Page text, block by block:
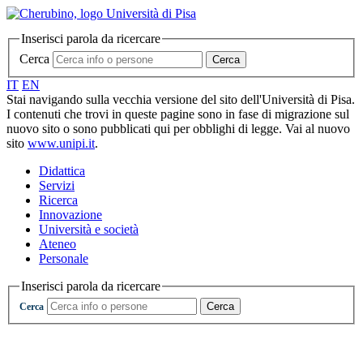
Inserisci parola da ricercare
Cerca
Cerca
IT EN
Stai navigando sulla vecchia versione del sito dell'Università di Pisa.
I contenuti che trovi in queste pagine sono in fase di migrazione sul
nuovo sito o sono pubblicati qui per obblighi di legge. Vai al nuovo
sito www.unipi.it.
Didattica
Servizi
Ricerca
Innovazione
Università e società
Ateneo
Personale
Inserisci parola da ricercare
Cerca Cerca